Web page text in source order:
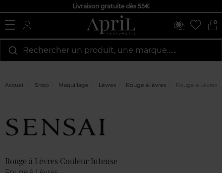
Livraison gratuite dès 55€
0
Rechercher un produit, une marque…...
Accueil Shop Maquillage Lèvres Rouge à lèvres Rouge à Lèvres
Rouge à Lèvres Couleur Intense